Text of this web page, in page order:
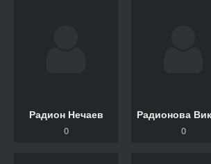
Радион Нечаев
0 0